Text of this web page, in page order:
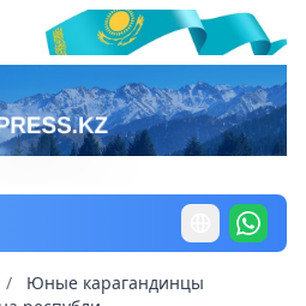
/
Юные карагандинцы